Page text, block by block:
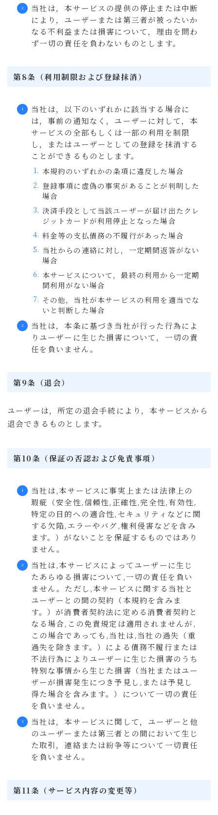
当社は，本サービスの提供の停止または中断
により，ユーザーまたは第三者が被ったいか
なる不利益または損害について，理由を問わ
ず一切の責任を負わないものとします。
第8条（利用制限および登録抹消）
当社は，以下のいずれかに該当する場合に
は，事前の通知なく，ユーザーに対して，本
サービスの全部もしくは一部の利用を制限
し，またはユーザーとしての登録を抹消する
ことができるものとします。
本規約のいずれかの条項に違反した場合
登録事項に虚偽の事実があることが判明した
場合
決済手段として当該ユーザーが届け出たクレ
ジットカードが利用停止となった場合
料金等の支払債務の不履行があった場合
当社からの連絡に対し，一定期間返答がない
場合
本サービスについて，最終の利用から一定期
間利用がない場合
その他，当社が本サービスの利用を適当でな
いと判断した場合
当社は，本条に基づき当社が行った行為によ
りユーザーに生じた損害について，一切の責
任を負いません。
第9条（退会）
ユーザーは，所定の退会手続により，本サービスから
退会できるものとします。
第10条（保証の否認および免責事項）
当社は,本サービスに事実上または法律上の
瑕疵（安全性,信頼性,正確性,完全性,有効性,
特定の目的への適合性,セキュリティなどに関
する欠陥,エラーやバグ,権利侵害などを含み
ます。）がないことを保証するものではあり
ません。
当社は,本サービスによってユーザーに生じ
たあらゆる損害について,一切の責任を負い
ません。ただし,本サービスに関する当社と
ユーザーとの間の契約（本規約を含みま
す。）が消費者契約法に定める消費者契約と
なる場合,この免責規定は適用されませんが,
この場合であっても,当社は,当社の過失（重
過失を除きます。）による債務不履行または
不法行為によりユーザーに生じた損害のうち
特別な事情から生じた損害（当社またはユー
ザーが損害発生につき予見し,または予見し
得た場合を含みます。）について一切の責任
を負いません。
当社は，本サービスに関して，ユーザーと他
のユーザーまたは第三者との間において生じ
た取引，連絡または紛争等について一切責任
を負いません。
第11条（サービス内容の変更等）